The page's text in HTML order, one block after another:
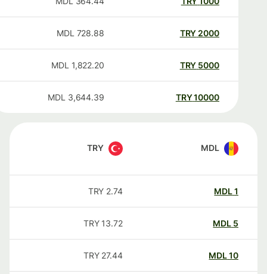
2000
TRY
728.88
MDL
5000
TRY
1,822.20
MDL
10000
TRY
3,644.39
MDL
MDL
TRY
MDL
2.74
TRY
MDL
13.72
TRY
MDL
27.44
TRY